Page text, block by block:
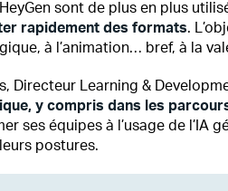
sont de plus en plus
rapidement des formats.
à l’animation… bref, à la
Directeur Learning &
y compris dans les
ses équipes à l’usage de l’IA
postures.